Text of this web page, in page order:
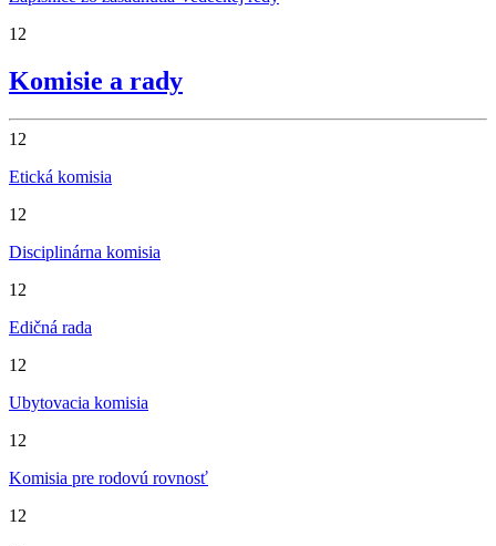
12
Komisie a rady
12
Etická komisia
12
Disciplinárna komisia
12
Edičná rada
12
Ubytovacia komisia
12
Komisia pre rodovú rovnosť
12